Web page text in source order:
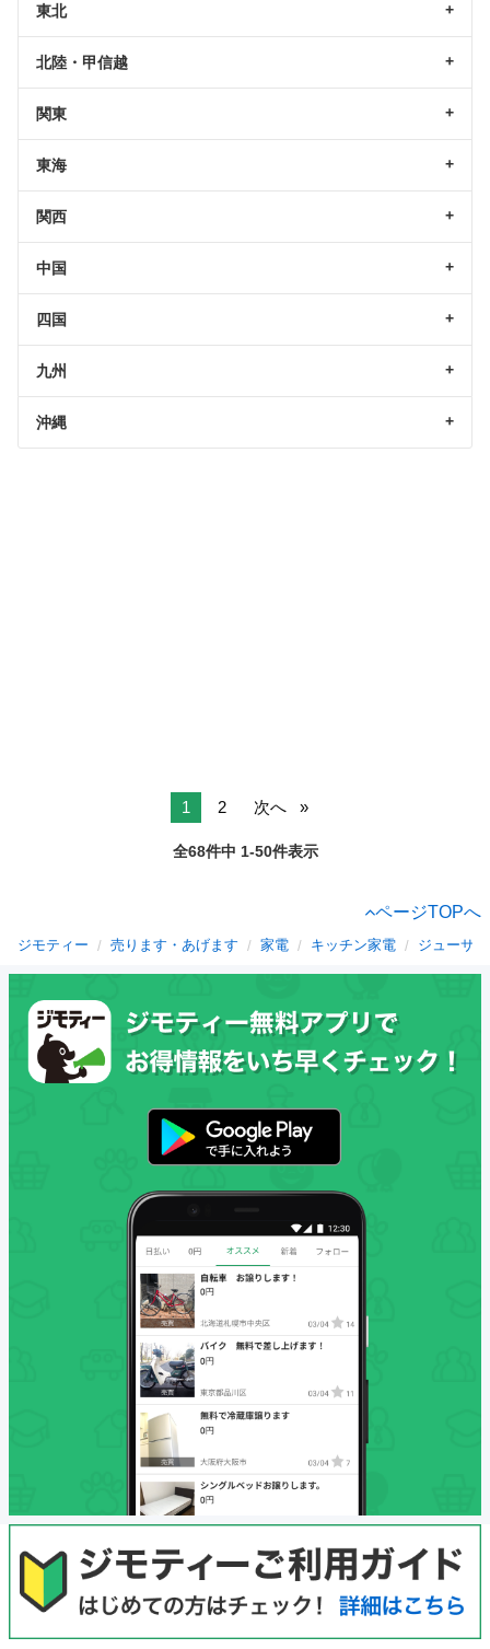
東北
北陸・甲信越
関東
東海
関西
中国
四国
九州
沖縄
1 2 次へ
全68件中 1-50件表示
ページTOPへ
ジモティー 売ります・あげます 家電 キッチン家電 ジューサ